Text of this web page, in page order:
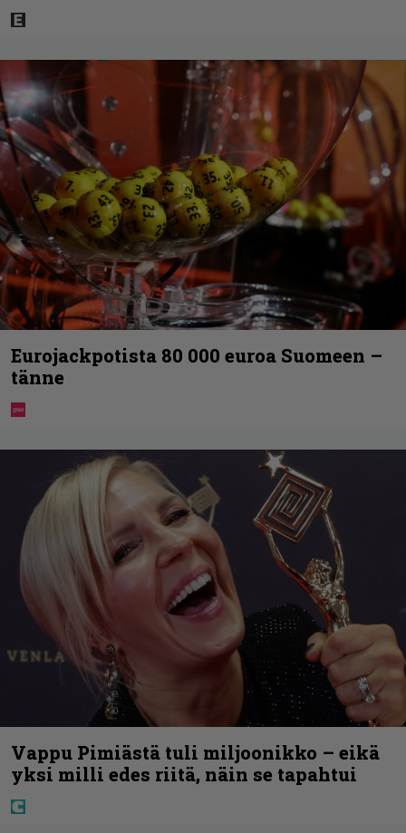
Eurojackpotista 80 000 euroa Suomeen –
tänne
Vappu Pimiästä tuli miljoonikko – eikä
yksi milli edes riitä, näin se tapahtui